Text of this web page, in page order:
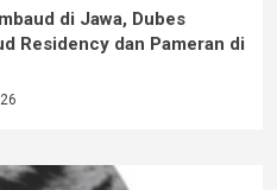
di Jawa, Dubes
Residency dan Pameran di